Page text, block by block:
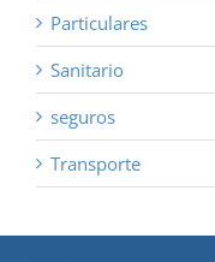
Particulares
Sanitario
seguros
Transporte